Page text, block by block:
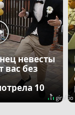
невесты
вас без
10